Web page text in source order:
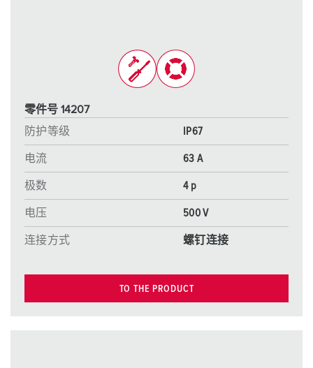
零件号 14207
防护等级
IP67
电流 63 A
极数 4 p
电压 500 V
连接方式 螺钉连接
TO THE PRODUCT